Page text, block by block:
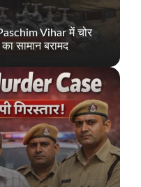
Vihar में चोर
सामान बरामद